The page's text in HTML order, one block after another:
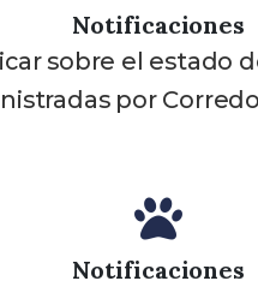
Notificaciones
sobre el estado
por
Notificaciones